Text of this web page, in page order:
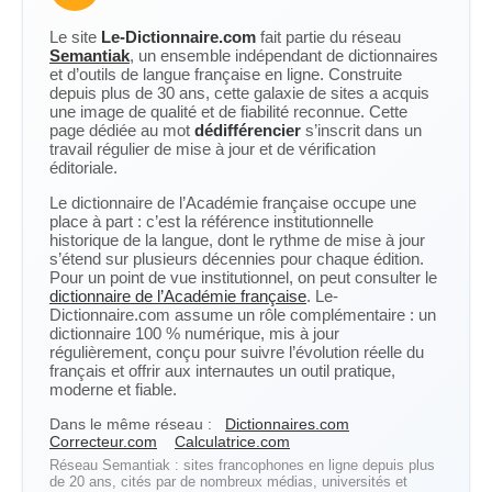
Le site Le-Dictionnaire.com fait partie du réseau
Semantiak, un ensemble indépendant de dictionnaires
et d’outils de langue française en ligne. Construite
depuis plus de 30 ans, cette galaxie de sites a acquis
une image de qualité et de fiabilité reconnue. Cette
page dédiée au mot dédifférencier s’inscrit dans un
travail régulier de mise à jour et de vérification
éditoriale.
Le dictionnaire de l’Académie française occupe une
place à part : c’est la référence institutionnelle
historique de la langue, dont le rythme de mise à jour
s’étend sur plusieurs décennies pour chaque édition.
Pour un point de vue institutionnel, on peut consulter le
dictionnaire de l’Académie française. Le-
Dictionnaire.com assume un rôle complémentaire : un
dictionnaire 100 % numérique, mis à jour
régulièrement, conçu pour suivre l’évolution réelle du
français et offrir aux internautes un outil pratique,
moderne et fiable.
Dans le même réseau :
Dictionnaires.com
Correcteur.com
Calculatrice.com
Réseau Semantiak : sites francophones en ligne depuis plus
de 20 ans, cités par de nombreux médias, universités et